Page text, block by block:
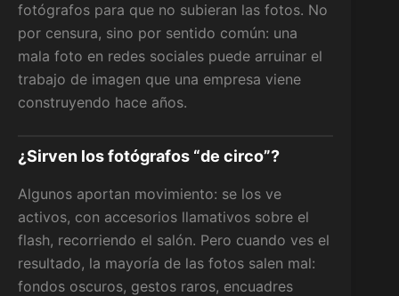
fotógrafos para que no subieran las fotos. No
por censura, sino por sentido común: una
mala foto en redes sociales puede arruinar el
trabajo de imagen que una empresa viene
construyendo hace años.
¿Sirven los fotógrafos “de circo”?
Algunos aportan movimiento: se los ve
activos, con accesorios llamativos sobre el
flash, recorriendo el salón. Pero cuando ves el
resultado, la mayoría de las fotos salen mal:
fondos oscuros, gestos raros, encuadres